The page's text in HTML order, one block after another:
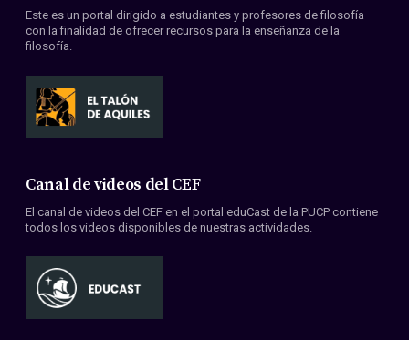
Convenios
Este es un portal dirigido a estudiantes y profesores de filosofía
con la finalidad de ofrecer recursos para la enseñanza de la
filosofía.
Canal de videos del CEF
El canal de videos del CEF en el portal eduCast de la PUCP contiene
todos los videos disponibles de nuestras actividades.